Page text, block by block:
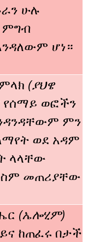
ሁሉ
ሆነ።
(ያህዌ
የሰማይ ወፎችን
ምን
ወደ አዳም
ላላቸው
መጠሪያቸው
(ኤሎሂም)
ከጠፈሩ በታች